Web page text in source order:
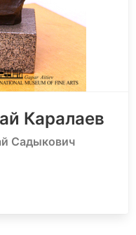
Каралаев
Садыкович